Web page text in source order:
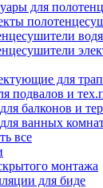
для
для
подвалов и
балконов и
ванных
все
монтажа
для биде